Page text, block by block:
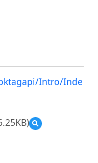
Intro/Inde
預
覽